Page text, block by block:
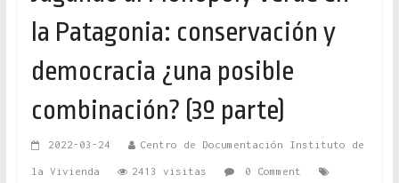
la Patagonia: conservación y
democracia ¿una posible
combinación? (3º parte)
2022-03-24 Centro de Documentación Instituto de
la Vivienda 2413 visitas 0 Comment